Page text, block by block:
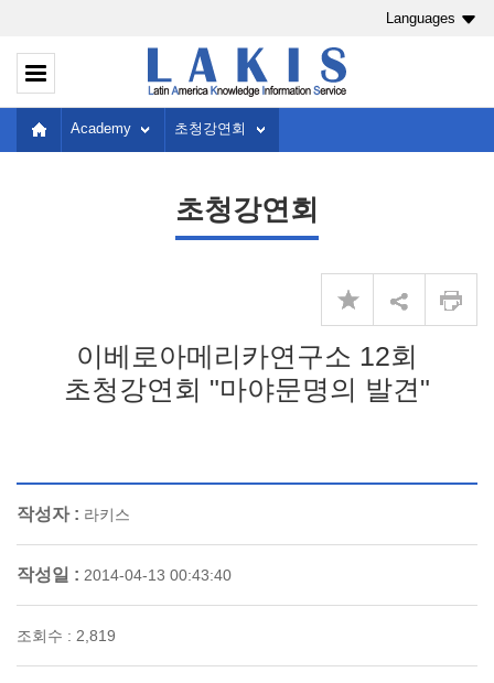
Languages
Academy 초청강연회
초청강연회
이베로아메리카연구소 12회
초청강연회 "마야문명의 발견"
작성자 : 라키스
작성일 : 2014-04-13 00:43:40
조회수 : 2,819